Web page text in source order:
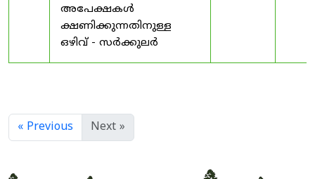
അപേക്ഷകൾ
ക്ഷണിക്കുന്നതിനുള്ള
ഒഴിവ് - സർക്കുലർ
« Previous Next »